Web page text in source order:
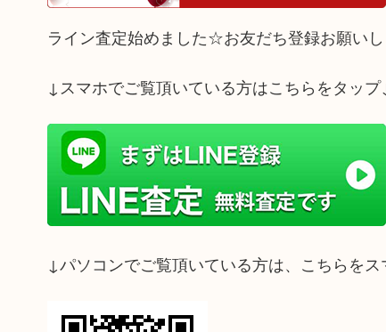
ライン査定始めました☆お友だち登録お願い
↓スマホでご覧頂いている方はこちらをタップ
↓パソコンでご覧頂いている方は、こちらを